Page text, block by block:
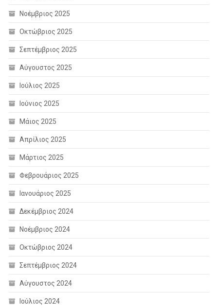
Νοέμβριος 2025
Οκτώβριος 2025
Σεπτέμβριος 2025
Αύγουστος 2025
Ιούλιος 2025
Ιούνιος 2025
Μάιος 2025
Απρίλιος 2025
Μάρτιος 2025
Φεβρουάριος 2025
Ιανουάριος 2025
Δεκέμβριος 2024
Νοέμβριος 2024
Οκτώβριος 2024
Σεπτέμβριος 2024
Αύγουστος 2024
Ιούλιος 2024